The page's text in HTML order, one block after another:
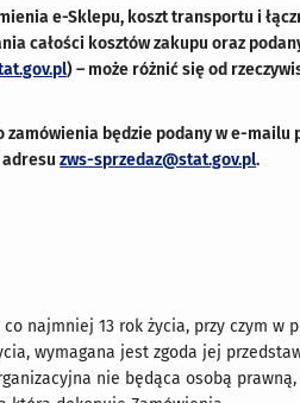
e-Sklepu, koszt transportu i
całości kosztów zakupu oraz
) – może różnić się od
zamówienia będzie podany w e-mailu
adresuzws-sprzedaz@stat.gov.pl.
najmniej 13 rok życia, przy czym w
wymagana jest zgoda jej
nie będąca osobą